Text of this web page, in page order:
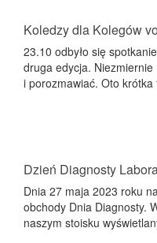
Koledzy dla Kolegów
23.10 odbyło się
druga edycja. Niezmiernie
i porozmawiać. Oto krótka
Dzień Diagnosty
Dnia 27 maja 2023 roku
obchody Dnia Diagnosty.
naszym stoisku